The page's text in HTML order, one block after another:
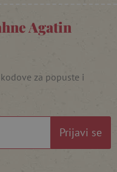
Agatin
za popuste i
Prijavi se
www.agatinsvijet.hr